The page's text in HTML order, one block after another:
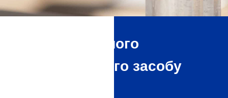
Переваги нашого
дезінфікуючого засобу